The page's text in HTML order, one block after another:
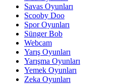
Savas Oyunları
Scooby Doo
Spor Oyunları
Sünger Bob
Webcam
Yarış Oyunları
Yarışma Oyunları
Yemek Oyunları
Zeka Oyunları